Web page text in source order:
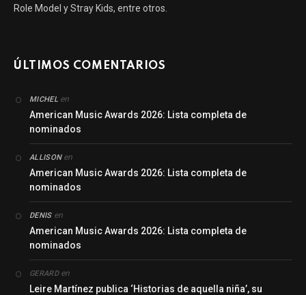
Role Model y Stray Kids, entre otros.
ÚLTIMOS COMENTARIOS
MICHEL en
American Music Awards 2026: Lista completa de
nominados
ALLISONen
American Music Awards 2026: Lista completa de
nominados
DENISen
American Music Awards 2026: Lista completa de
nominados
GERARDen
Leire Martínez publica ‘Historias de aquella niña’, su